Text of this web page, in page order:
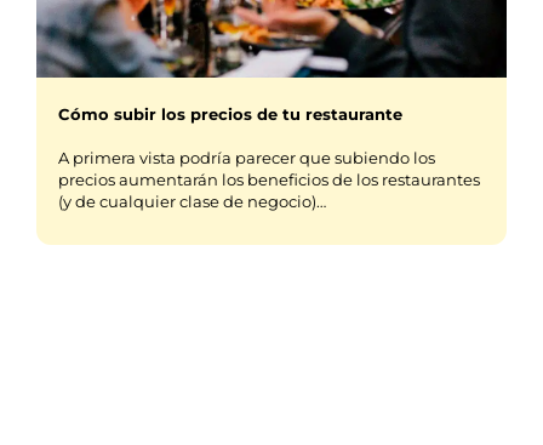
Cómo subir los precios de tu restaurante
A primera vista podría parecer que subiendo los
precios aumentarán los beneficios de los restaurantes
(y de cualquier clase de negocio)…